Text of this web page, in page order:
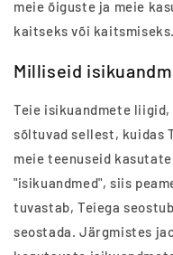
meie õiguste ja meie
kaitseks või kaitsmiseks.
Milliseid
Teie isikuandmete liigid,
sõltuvad sellest, kuidas
meie teenuseid
"isikuandmed", siis
tuvastab, Teiega
seostada. Järgmistes